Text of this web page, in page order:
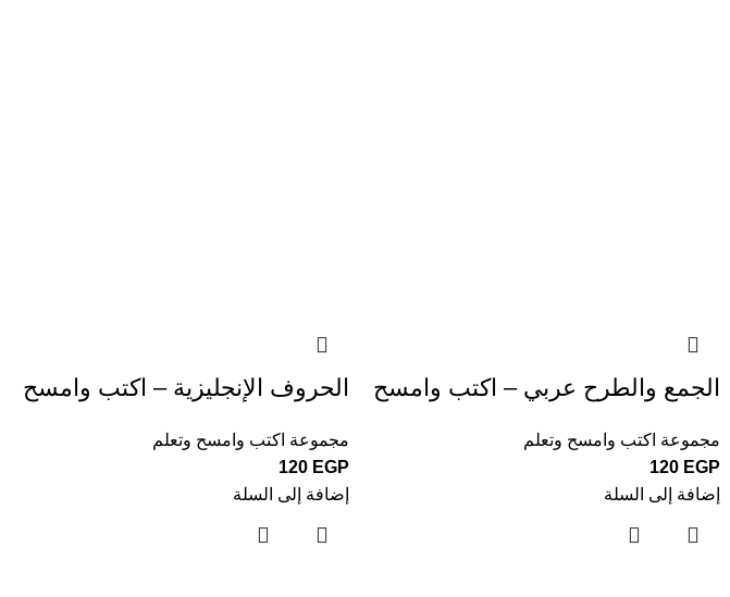
الجمع والطرح عربي – اكتب وامسح
مجموعة اكتب وامسح وتعلم
120 EGP
إضافة إلى السلة
الحروف الإنجليزية – اكتب وامسح
مجموعة اكتب وامسح وتعلم
120 EGP
إضافة إلى السلة